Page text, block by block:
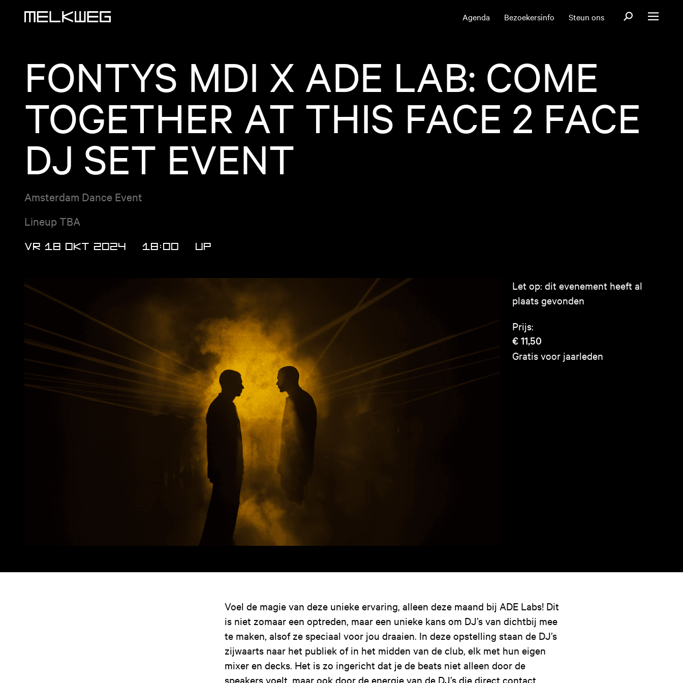
Agenda Bezoekersinfo Steun ons OpenOpen menu
FONTYS MDI X ADE LAB: COME
TOGETHER AT THIS FACE 2 FACE
DJ SET EVENT
Amsterdam Dance Event
Lineup TBA
VR 18 OKT 2024 18:00 UP
Let op: dit evenement heeft al
plaats gevonden
Prijs:
€ 11,50
Gratis voor jaarleden
Voel de magie van deze unieke ervaring, alleen deze maand bij ADE Labs! Dit
is niet zomaar een optreden, maar een unieke kans om DJ’s van dichtbij mee
te maken, alsof ze speciaal voor jou draaien. In deze opstelling staan de DJ’s
zijwaarts naar het publiek of in het midden van de club, elk met hun eigen
mixer en decks. Het is zo ingericht dat je de beats niet alleen door de
speakers voelt, maar ook door de energie van de DJ’s die direct contact